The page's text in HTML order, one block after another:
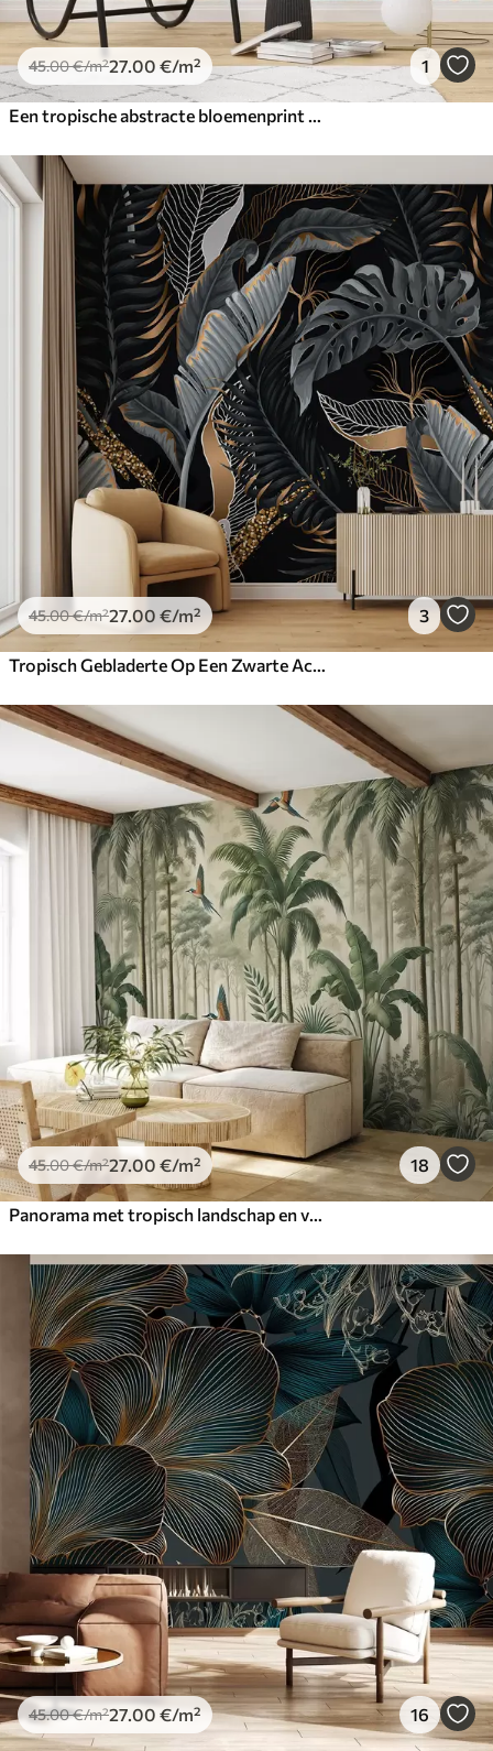
45.00€/m²27.00 €/m² 1
Een tropische abstracte bloemenprint met grote palmbladeren in blauw- en beigetinten creëert een weelderige sfeer
45.00€/m²27.00 €/m² 3
Tropisch Gebladerte Op Een Zwarte Achtergrond
45.00€/m²27.00 €/m² 18
Panorama met tropisch landschap en vogels
45.00€/m²27.00 €/m² 16